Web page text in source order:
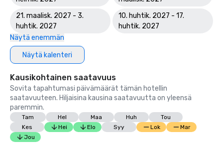
21. maalisk. 2027 - 3.
huhtik. 2027
10. huhtik. 2027 - 17.
huhtik. 2027
Näytä enemmän
Näytä kalenteri
Kausikohtainen saatavuus
Sovita tapahtumasi päivämäärät tämän hotellin
saatavuuteen. Hiljaisina kausina saatavuutta on yleensä
paremmin.
Tam Hel Maa Huh
Tou
Kes
Hei Elo Syy Lok
Mar
Jou